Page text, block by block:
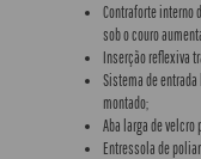
Contraforte interno
sob o couro
Inserção reflexiva
Sistema de
montado;
Aba larga de
Entressola de